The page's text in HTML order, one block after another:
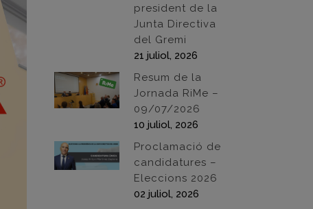
president de la
Junta Directiva
del Gremi
21 juliol, 2026
Resum de la
Jornada RiMe –
09/07/2026
10 juliol, 2026
Proclamació de
candidatures –
Eleccions 2026
02 juliol, 2026